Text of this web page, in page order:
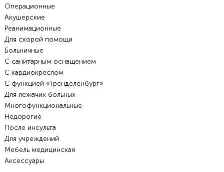
Операционные
Акушерские
Реанимационные
Для скорой помощи
Больничные
С санитарным оснащением
С кардиокреслом
С функцией «Тренделенбург»
Для лежачих больных
Многофункциональные
Недорогие
После инсульта
Для учреждений
Мебель медицинская
Аксессуары